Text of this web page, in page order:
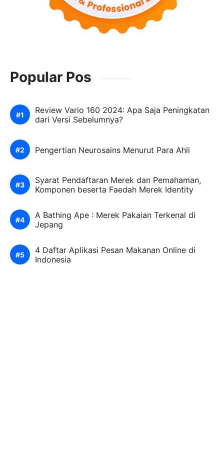
Popular Pos
Review Vario 160 2024: Apa Saja Peningkatan
dari Versi Sebelumnya?
Pengertian Neurosains Menurut Para Ahli
Syarat Pendaftaran Merek dan Pemahaman,
Komponen beserta Faedah Merek Identity
A Bathing Ape : Merek Pakaian Terkenal di
Jepang
4 Daftar Aplikasi Pesan Makanan Online di
Indonesia